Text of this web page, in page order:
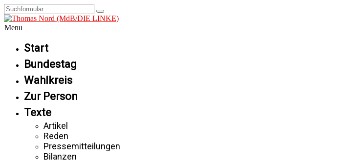
Menu
Start
Bundestag
Wahlkreis
Zur Person
Texte
Artikel
Reden
Pressemitteilungen
Bilanzen